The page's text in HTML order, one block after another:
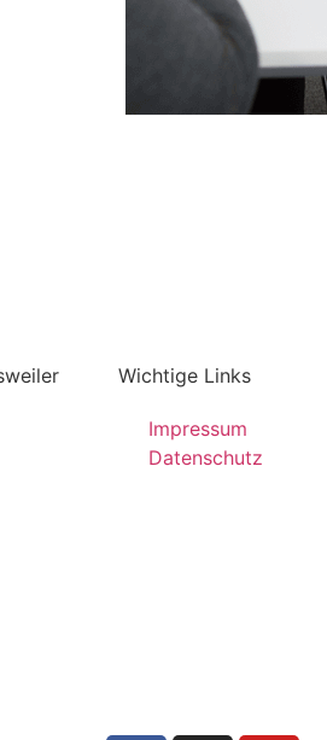
Wichtige Links
Impressum
Datenschutz